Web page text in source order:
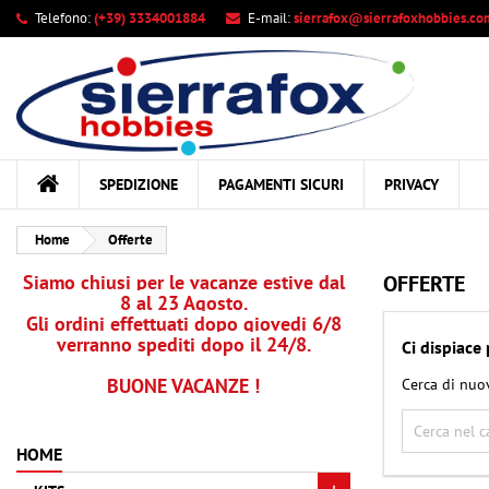
Telefono:(+39) 3334001884 E-mail:
SPEDIZIONE PAGAMENTI SICURI PRIVACY
Home Offerte
Siamo chiusi per le vacanze estive dal
8 al 23 Agosto.
Gli ordini effettuati dopo giovedi 6/8
verranno spediti dopo il 24/8.
BUONE VACANZE !
HOME
OFFERTE
Ci
Cerca di